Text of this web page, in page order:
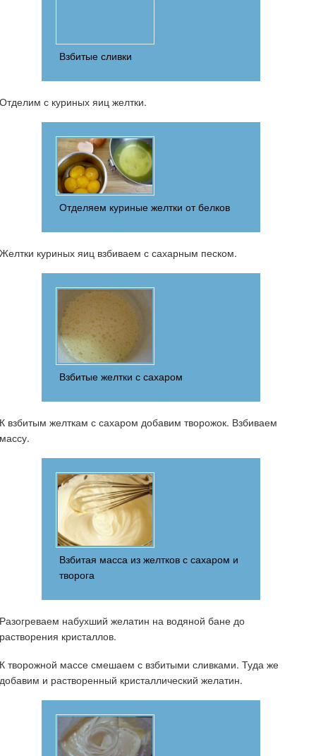
Взбитые сливки
Отделим с куриных яиц желтки.
Отделяем куриные желтки от белков
Желтки куриных яиц взбиваем с сахарным песком.
Взбитые желтки с сахаром
К взбитым желткам с сахаром добавим творожок. Взбиваем
массу.
Взбитая масса из желтков с сахаром и
творога
Разогреваем набухший желатин на водяной бане до
растворения кристаллов.
К творожной массе смешаем с взбитыми сливками. Туда же
добавим и растворенный кристаллический желатин.